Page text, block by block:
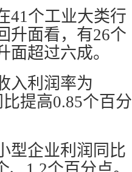
41个工业大类行
升面看，有26个
超过六成。
入利润率为
提高0.85个百分
型企业利润同比